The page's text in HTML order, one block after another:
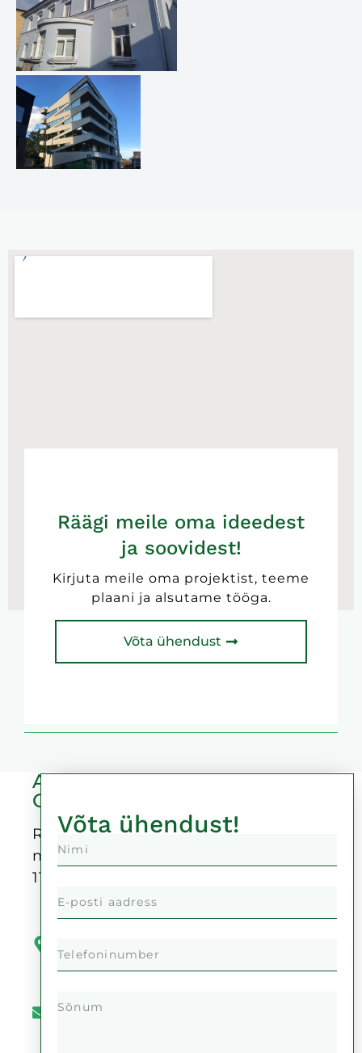
Räägi meile oma ideedest
ja soovidest!
Kirjuta meile oma projektist, teeme
plaani ja alsutame tööga.
Võta ühendust
Auricu
OÜ
Reg-
nr:
11378999
Kaupmehe
50104
Tartu
info@auricu.ee
Võta ühendust!